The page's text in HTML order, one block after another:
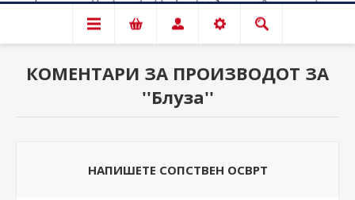
КОМЕНТАРИ ЗА ПРОИЗВОДОТ ЗА
Блуза
НАПИШЕТЕ СОПСТВЕН ОСВРТ